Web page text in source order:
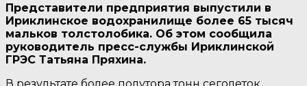
Представители предприятия выпустили в
Ириклинское водохранилище более 65 тысяч
мальков толстолобика. Об этом сообщила
руководитель пресс-службы Ириклинской
ГРЭС Татьяна Пряхина.